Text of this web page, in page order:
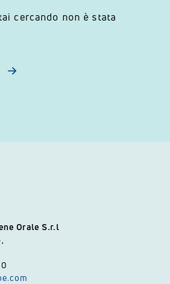
cercando non è stata
Orale S.r.l